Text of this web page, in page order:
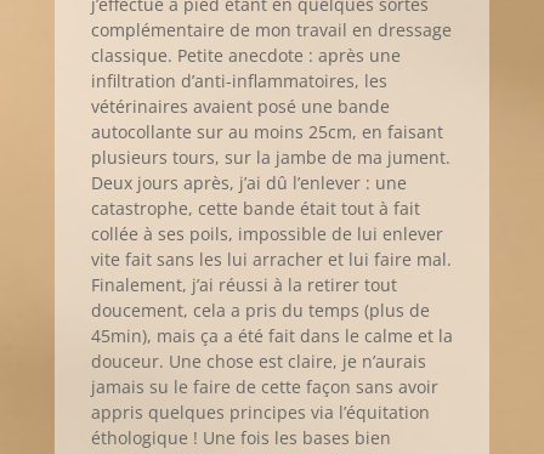
j’effectue à pied étant en quelques sortes
complémentaire de mon travail en dressage
classique. Petite anecdote : après une
infiltration d’anti-inflammatoires, les
vétérinaires avaient posé une bande
autocollante sur au moins 25cm, en faisant
plusieurs tours, sur la jambe de ma jument.
Deux jours après, j’ai dû l’enlever : une
catastrophe, cette bande était tout à fait
collée à ses poils, impossible de lui enlever
vite fait sans les lui arracher et lui faire mal.
Finalement, j’ai réussi à la retirer tout
doucement, cela a pris du temps (plus de
45min), mais ça a été fait dans le calme et la
douceur. Une chose est claire, je n’aurais
jamais su le faire de cette façon sans avoir
appris quelques principes via l’équitation
éthologique ! Une fois les bases bien